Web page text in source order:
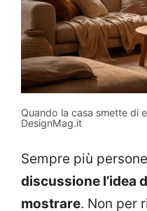
Quando la casa smette di
DesignMag.it
Sempre più
discussione l’idea
mostrare. Non per